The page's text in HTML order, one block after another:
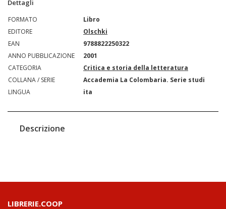
Dettagli
FORMATO
Libro
EDITORE
Olschki
EAN
9788822250322
ANNO PUBBLICAZIONE
2001
CATEGORIA
Critica e storia della letteratura
COLLANA / SERIE
Accademia La Colombaria. Serie studi
LINGUA
ita
Descrizione
LIBRERIE.COOP